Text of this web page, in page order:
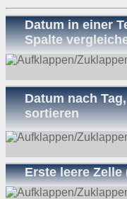
Datum in einer
Spalte
Datum nach
sortieren
Erste leere Zelle